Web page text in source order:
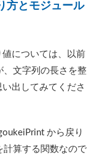
方とモジュール
については、以前
、文字列の長さを整
出してみてくださ
から戻り
計算する関数なので